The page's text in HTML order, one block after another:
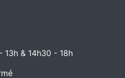
13h & 14h30 - 18h